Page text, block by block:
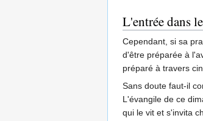
L'entrée dans
Cependant, si sa
d'être préparée à
préparé à travers
Sans doute faut-il
L'évangile de ce
qui le vit et s'invita